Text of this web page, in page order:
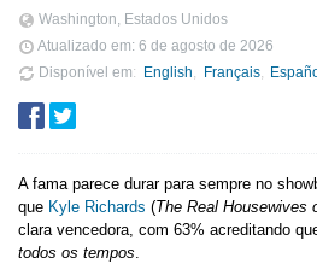
Washington, Estados Unidos
Atualizado em: 6 de agosto de 2026
Disponível em
English Français
A fama parece durar para sempre no
que Kyle Richards (The Real Housewives
clara vencedora, com 63% acreditando
todos os tempos.